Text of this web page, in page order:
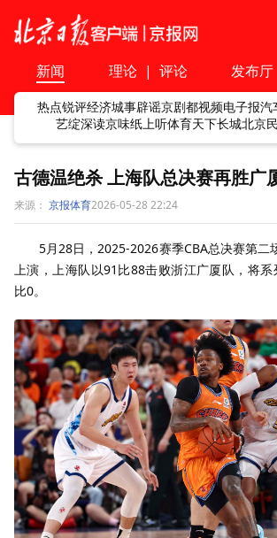
新闻 理论 | 评论 发布厅
热点锐评经济城事辟谣京剧都视频电子报汽
艺绽深读京味纸上听体育天下长城北京
古德温绝杀 上海队总决赛再胜广
来源： 京报体育2026-05-28 22:24
5月28日，2025-2026赛季CBA总决赛第二
上演，上海队以91比88击败浙江广厦队，将
比0。